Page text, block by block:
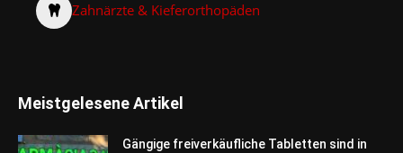
Zahnärzte & Kieferorthopäden
Meistgelesene Artikel
Gängige freiverkäufliche Tabletten sind in